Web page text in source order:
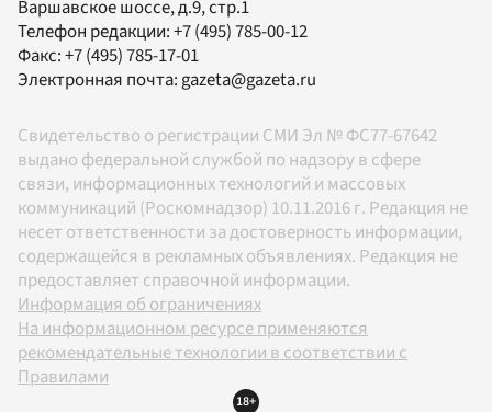
Варшавское шоссе, д.9, стр.1
Телефон редакции:+7 (495) 785-00-12
Факс:+7 (495) 785-17-01
Электронная почта: gazeta@gazeta.ru
Свидетельство о регистрации СМИ Эл № ФС77-67642
выдано федеральной службой по надзору в сфере
связи, информационных технологий и массовых
коммуникаций (Роскомнадзор) 10.11.2016 г. Редакция не
несет ответственности за достоверность информации,
содержащейся в рекламных объявлениях. Редакция не
предоставляет справочной информации.
Информация об ограничениях
На информационном ресурсе применяются
рекомендательные технологии в соответствии с
Правилами
18+